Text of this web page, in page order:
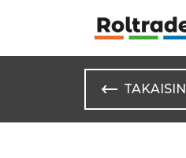
TAKAISIN